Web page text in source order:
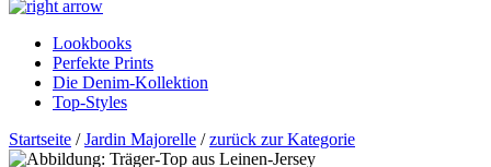
Lookbooks
Perfekte Prints
Die Denim-Kollektion
Top-Styles
Startseite /Jardin Majorelle /zurück zur Kategorie